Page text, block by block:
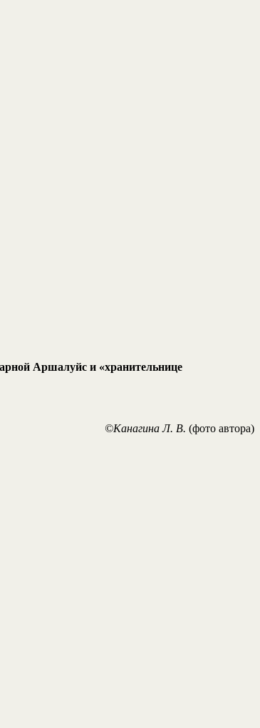
Аршалуйс и «хранительнице
©Канагина Л. В. (фото автора)